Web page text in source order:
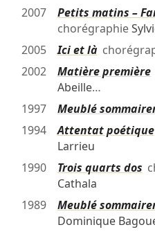
2007
Petits matins –
chorégraphie
2005
Ici et là
2002
Matière première
Abeille…
1997
Meublé
1994
Attentat poétique
Larrieu
1990
Trois quarts dos
Cathala
1989
Meublé
Dominique